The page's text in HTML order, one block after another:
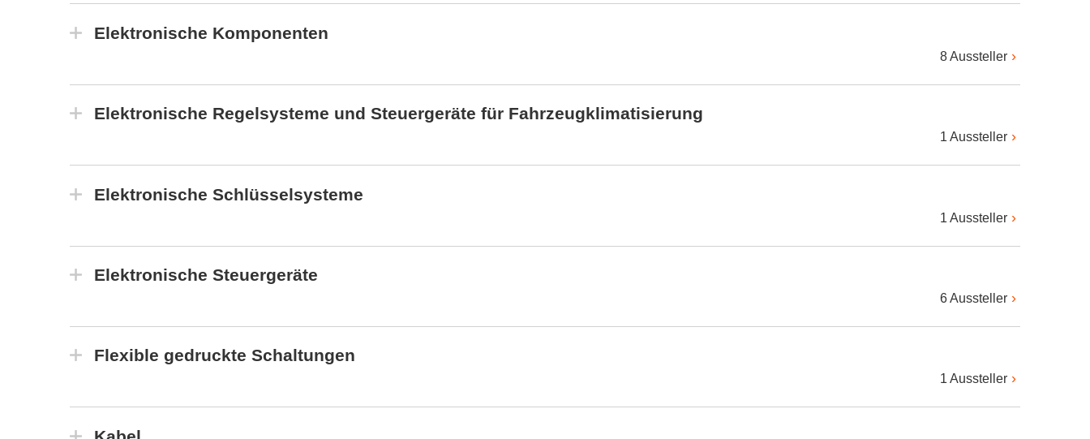
Elektronische Komponenten
8 Aussteller
Elektronische Regelsysteme und Steuergeräte für Fahrzeugklimatisierung
1 Aussteller
Elektronische Schlüsselsysteme
1 Aussteller
Elektronische Steuergeräte
6 Aussteller
Flexible gedruckte Schaltungen
1 Aussteller